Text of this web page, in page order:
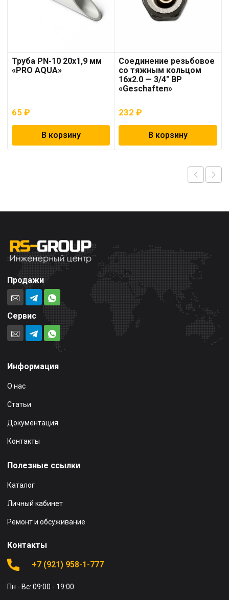
Труба PN-10 20х1,9 мм
«PRO AQUA»
65 ₽
В корзину
Соединение резьбовое
со тяжным кольцом
16х2.0 — 3/4″ ВР
«Geschaften»
232₽
В корзину
Продажи
Сервис
Информация
О нас
Статьи
Документация
Контакты
Полезные ссылки
Каталог
Личный кабинет
Ремонт и обсуживание
Контакты
+7 (921) 958-1-777
Пн - Вс: 09:00 - 19:00